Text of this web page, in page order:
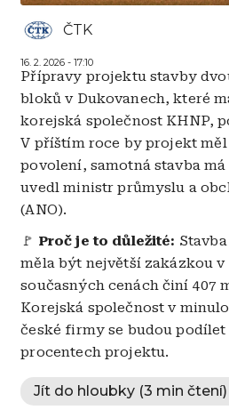
ČTK
16. 2. 2026 - 17:10
Přípravy projektu stavby
bloků v Dukovanech, které
korejská společnost KHNP,
V příštím roce by projekt
povolení, samotná stavba
uvedl ministr průmyslu a
(ANO).
🚩 Proč je to důležité:
měla být největší zakázkou v
současných cenách činí 407
Korejská společnost v
české firmy se budou podílet
procentech projektu.
Jít do hloubky (3 min čtení)